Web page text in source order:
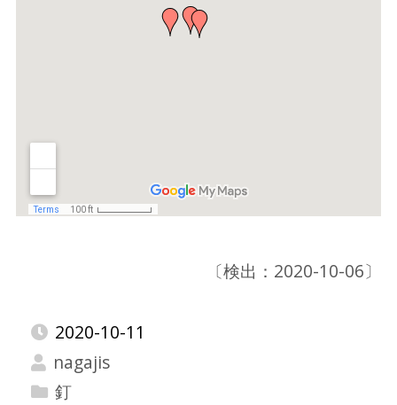
〔検出：2020-10-06〕
2020-10-11
nagajis
釘